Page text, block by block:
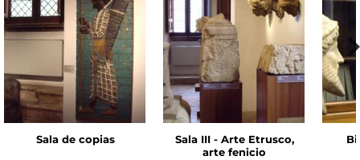
Sala de copias
Sala III - Arte Etrusco,
arte fenicio